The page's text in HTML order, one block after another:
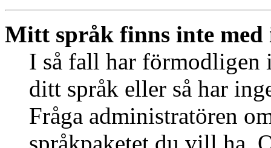
Mitt språk finns inte med
I så fall har förmodligen
ditt språk eller så har
Fråga administratören